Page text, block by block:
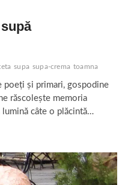
supa supa-crema toamna
poeți și primari, gospodine
răscolește memoria
câte o plăcintă…